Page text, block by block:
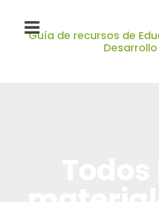
Guía de recursos de
Desarrollo